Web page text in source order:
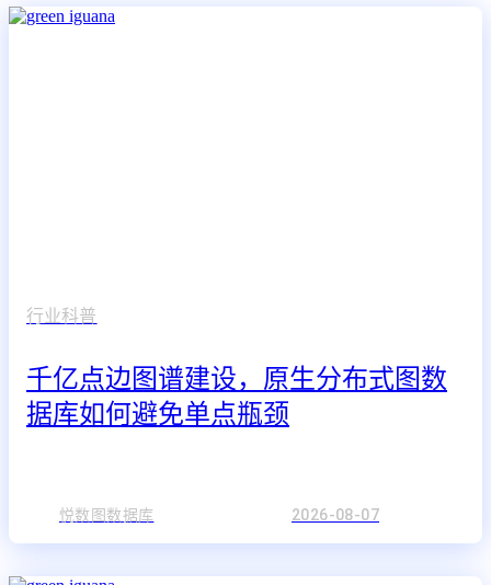
行业科普
千亿点边图谱建设，原生分布式图数
据库如何避免单点瓶颈
悦数图数据库 2026-08-07